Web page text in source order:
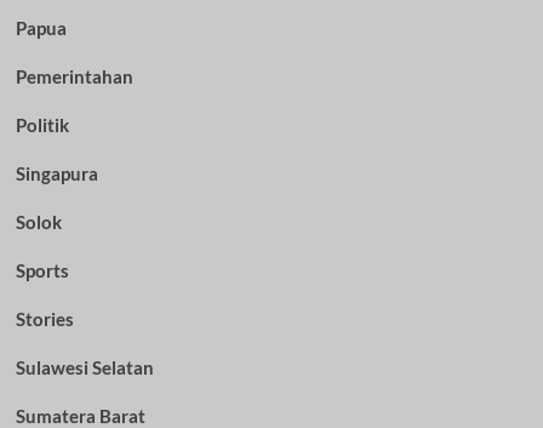
Papua
Pemerintahan
Politik
Singapura
Solok
Sports
Stories
Sulawesi Selatan
Sumatera Barat